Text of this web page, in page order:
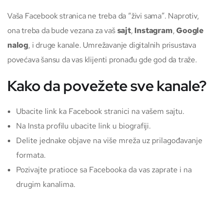
Vaša Facebook stranica ne treba da “živi sama”. Naprotiv,
ona treba da bude vezana za vašsajt, Instagram,Google
nalog, i druge kanale. Umrežavanje digitalnih prisustava
povećava šansu da vas klijenti pronađu gde god da traže.
Kako da povežete sve kanale?
Ubacite link ka Facebook stranici na vašem sajtu.
Na Insta profilu ubacite link u biografiji.
Delite jednake objave na više mreža uz prilagođavanje
formata.
Pozivajte pratioce sa Facebooka da vas zaprate i na
drugim kanalima.